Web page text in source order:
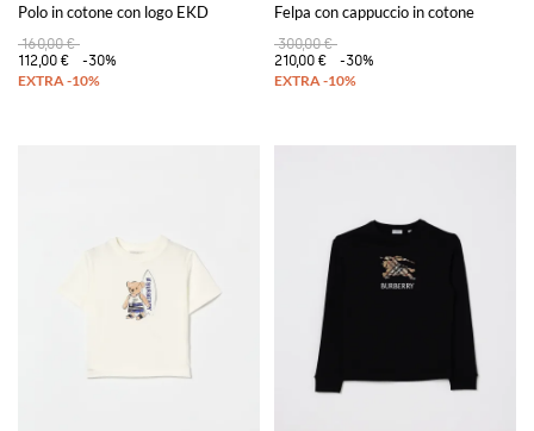
Polo in cotone con logo EKD
160,00 €
112,00 €
-30%
Felpa con cappuccio in cotone
300,00 €
210,00 €
-30%